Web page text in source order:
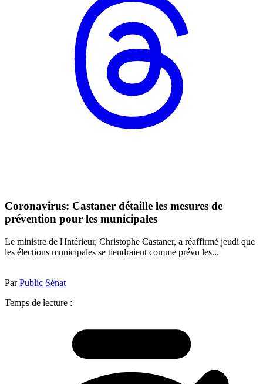
Coronavirus: Castaner détaille les mesures de
prévention pour les municipales
Le ministre de l'Intérieur, Christophe Castaner, a réaffirmé jeudi que
les élections municipales se tiendraient comme prévu les...
ParPublic Sénat
Temps de lecture :